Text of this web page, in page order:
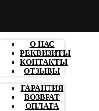
О НАС
РЕКВИЗИТЫ
КОНТАКТЫ
ОТЗЫВЫ
ГАРАНТИЯ
ВОЗВРАТ
ОПЛАТА